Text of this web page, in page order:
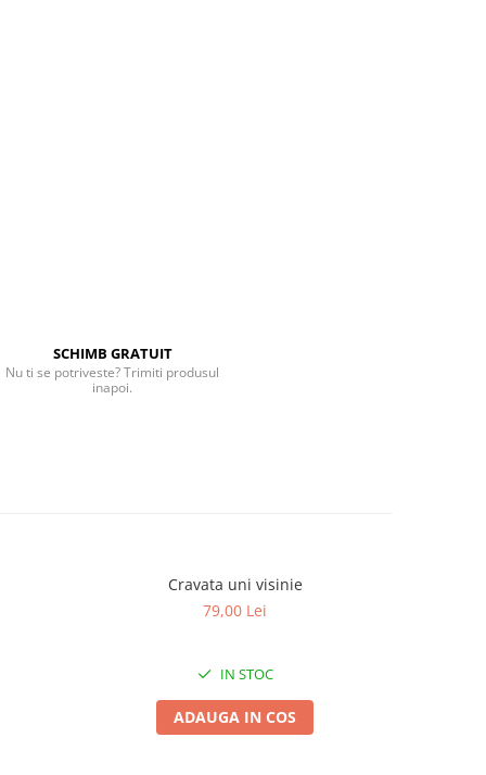
SCHIMB GRATUIT
Nu ti se potriveste? Trimiti produsul
inapoi.
Cravata uni visinie
79,00 Lei
IN STOC
ADAUGA IN COS